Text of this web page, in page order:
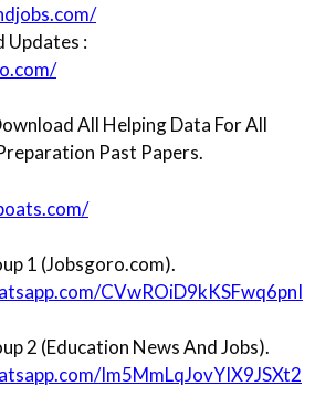
Updates :
All Helping Data For All
Past Papers.
1 (Jobsgoro.com).
CVwROiD9kKSFwq6pnI
2 (Education News And Jobs).
Im5MmLqJovYIX9JSXt2